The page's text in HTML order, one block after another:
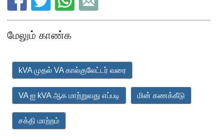
மேலும் காண்க
kVA முதல் VA கால்குலேட்டர் வரை
VA ஐ kVA ஆக மாற்றுவது எப்படி மின் கணக்கீடு
சக்தி மாற்றம்